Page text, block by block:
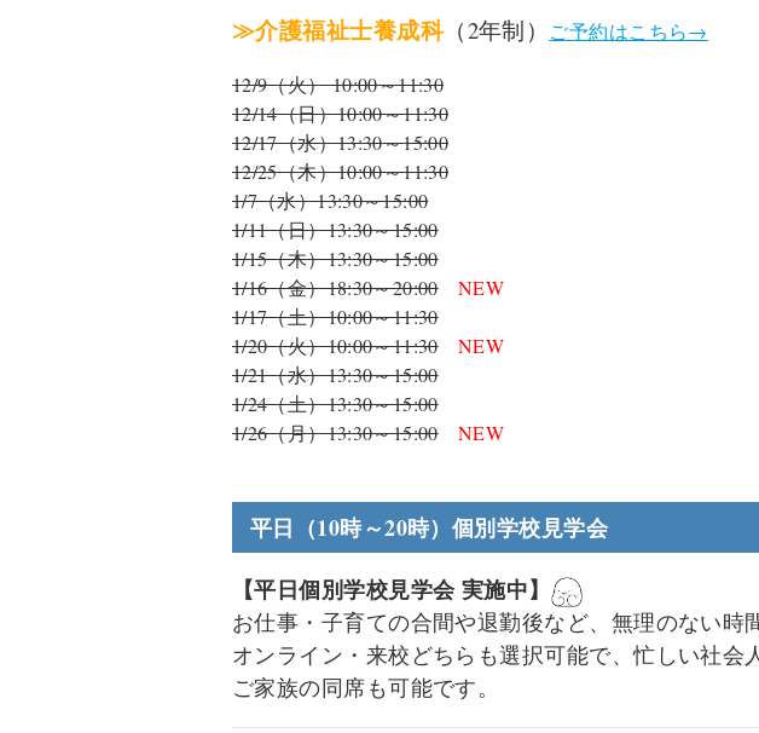
≫介護福祉士養成科（2年制） ご予約はこちら→
12/9（火） 10:00～11:30
12/14（日）10:00～11:30
12/17（水）13:30～15:00
12/25（木）10:00～11:30
1/7（水）13:30～15:00
1/11（日）13:30～15:00
1/15（木）13:30～15:00
1/16（金）18:30～20:00
NEW
1/17（土）10:00～11:30
1/20（火）10:00～11:30
NEW
1/21（水）13:30～15:00
1/24（土）13:30～15:00
1/26（月）13:30～15:00
NEW
平日（10時～20時）個別学校見学会
【平日個別学校見学会 実施中】
お仕事・子育ての合間や退勤後など、無理のない時
オンライン・来校どちらも選択可能で、忙しい社会
ご家族の同席も可能です。